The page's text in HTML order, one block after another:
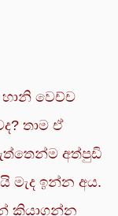
වෙච්ච
තාම ඒ
අත්පුඩි
ඉන්න අය.
කියාගන්න